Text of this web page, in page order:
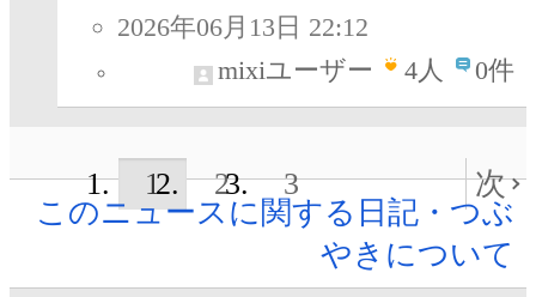
2026年06月13日 22:12
mixiユーザー
4人 0件
1 2 3
次
このニュースに関する日記・つぶ
やきについて